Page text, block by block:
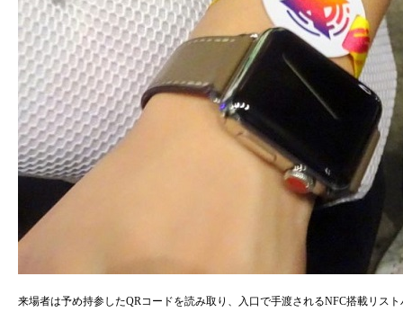
来場者は予め持参したQRコードを読み取り、入口で手渡されるNFC搭載リス